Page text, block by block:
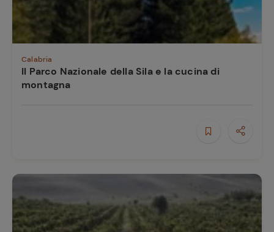
Calabria
Il Parco Nazionale della Sila e la cucina di
montagna